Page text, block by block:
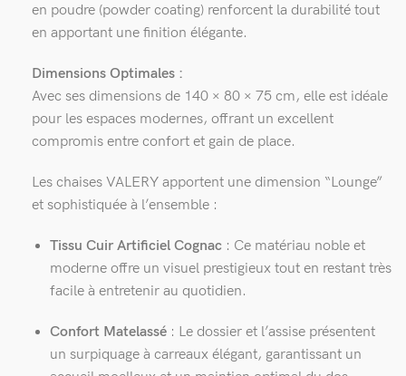
en poudre (powder coating) renforcent la durabilité tout
en apportant une finition élégante.
Dimensions Optimales :
Avec ses dimensions de 140 × 80 × 75 cm, elle est idéale
pour les espaces modernes, offrant un excellent
compromis entre confort et gain de place.
Les chaises VALERY apportent une dimension “Lounge”
et sophistiquée à l’ensemble :
Tissu Cuir Artificiel Cognac : Ce matériau noble et
moderne offre un visuel prestigieux tout en restant très
facile à entretenir au quotidien.
Confort Matelassé : Le dossier et l’assise présentent
un surpiquage à carreaux élégant, garantissant un